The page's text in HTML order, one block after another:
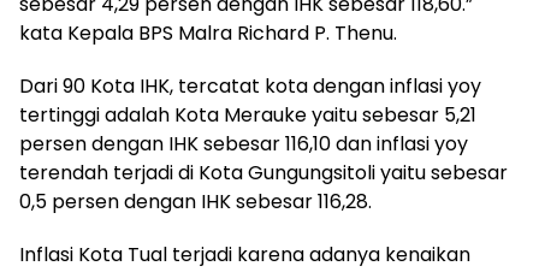
kata Kepala BPS Malra Richard P. Thenu.
Dari 90 Kota IHK, tercatat kota dengan inflasi yoy
tertinggi adalah Kota Merauke yaitu sebesar 5,21
persen dengan IHK sebesar 116,10 dan inflasi yoy
terendah terjadi di Kota Gungungsitoli yaitu sebesar
0,5 persen dengan IHK sebesar 116,28.
Inflasi Kota Tual terjadi karena adanya kenaikan